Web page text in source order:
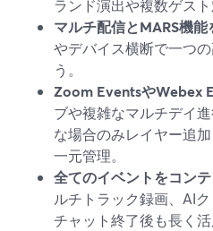
ランド演出や複数ゲスト
マルチ配信とMARS機能
やデバイス横断で一つ
う。
Zoom EventsやWebex
ブや複雑なマルチデイ
な場合のみレイヤー追
一元管理。
全てのイベントをコンテ
ルチトラック録画、AI
チャット終了後も長く